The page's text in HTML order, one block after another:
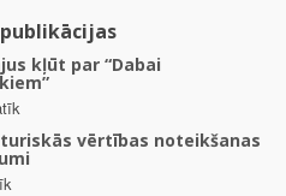
kļūt par “Dabai
vērtības noteikšanas